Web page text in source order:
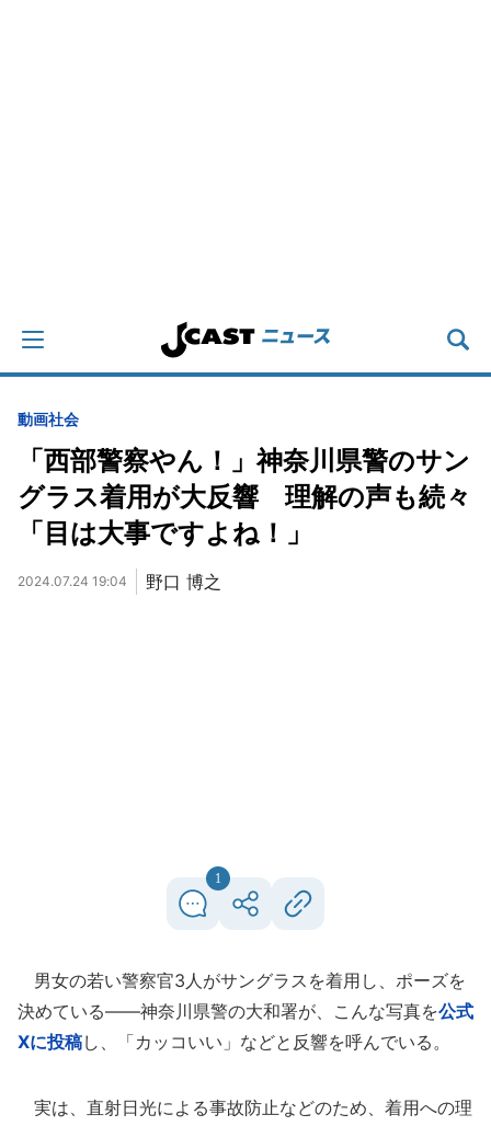
動画社会
「西部警察やん！」神奈川県警のサン
グラス着用が大反響 理解の声も続々
「目は大事ですよね！」
2024.07.24 19:04 野口 博之
1
男女の若い警察官3人がサングラスを着用し、ポーズを
決めている――神奈川県警の大和署が、こんな写真を公式
Xに投稿し、「カッコいい」などと反響を呼んでいる。
実は、直射日光による事故防止などのため、着用への理